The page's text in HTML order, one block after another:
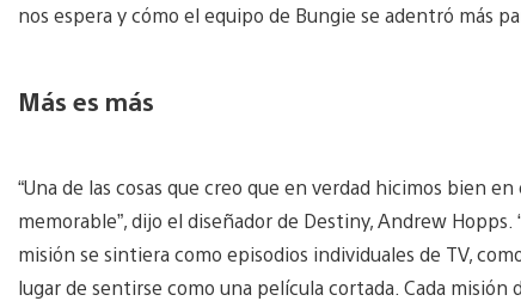
nos espera y cómo el equipo de Bungie se adentró más
Más es más
“Una de las cosas que creo que en verdad hicimos bien
memorable”, dijo el diseñador de Destiny, Andrew
misión se sintiera como episodios individuales de TV,
lugar de sentirse como una película cortada. Cada